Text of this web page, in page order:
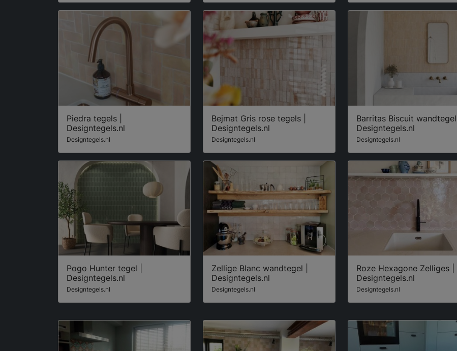
Piedra tegels |
Designtegels.nl
Designtegels.nl
Bejmat Gris rose tegels |
Designtegels.nl
Designtegels.nl
Barritas Biscuit wandtegel |
Designtegels.nl
Designtegels.nl
Pogo Hunter tegel |
Designtegels.nl
Designtegels.nl
Zellige Blanc wandtegel |
Designtegels.nl
Designtegels.nl
Roze Hexagone Zelliges |
Designtegels.nl
Designtegels.nl